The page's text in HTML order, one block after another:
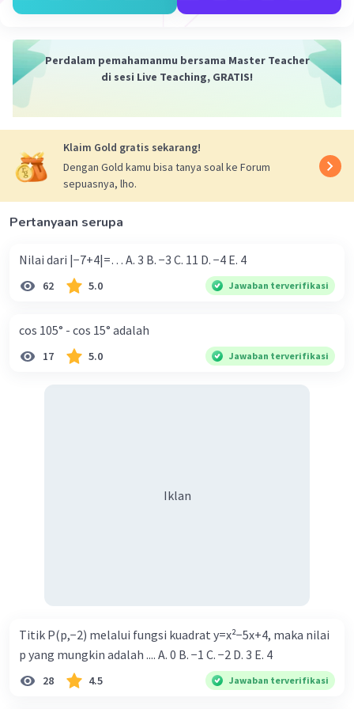
Iklan
Perdalam pemahamanmu bersama Master Teacher
di sesi Live Teaching, GRATIS!
Klaim Gold gratis sekarang!
Dengan Gold kamu bisa tanya soal ke Forum
sepuasnya, lho.
Pertanyaan serupa
Nilai dari |−7+4|=… A. 3 B. −3 C. 11 D. −4 E. 4
62 5.0 Jawaban terverifikasi
cos 105° - cos 15° adalah
17 5.0 Jawaban terverifikasi
Iklan
Titik P(p,−2) melalui fungsi kuadrat y=x²−5x+4, maka nilai
p yang mungkin adalah .... A. 0 B. −1 C. −2 D. 3 E. 4
28 4.5 Jawaban terverifikasi